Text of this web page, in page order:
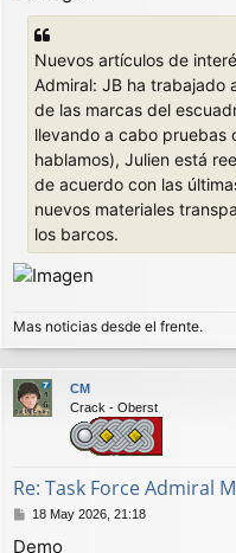
Nuevos artículos de
Admiral: JB ha trabajado
de las marcas del
llevando a cabo pruebas
hablamos), Julien está
de acuerdo con las
nuevos materiales
los barcos.
Mas noticias desde el frente.
CM
Crack - Oberst
Re: Task Force Admiral
M18 May 2026, 21:18
Demo